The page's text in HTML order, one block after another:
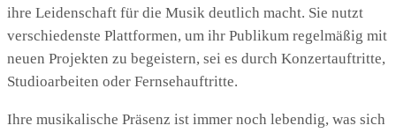
ihre Leidenschaft für die Musik deutlich macht. Sie nutzt
verschiedenste Plattformen, um ihr Publikum regelmäßig mit
neuen Projekten zu begeistern, sei es durch Konzertauftritte,
Studioarbeiten oder Fernsehauftritte.
Ihre musikalische Präsenz ist immer noch lebendig, was sich